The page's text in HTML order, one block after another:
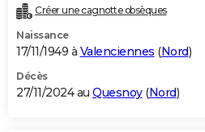
Créer une cagnotte obsèques
Naissance
17/11/1949 à Valenciennes (Nord)
Décès
27/11/2024 au Quesnoy(Nord)